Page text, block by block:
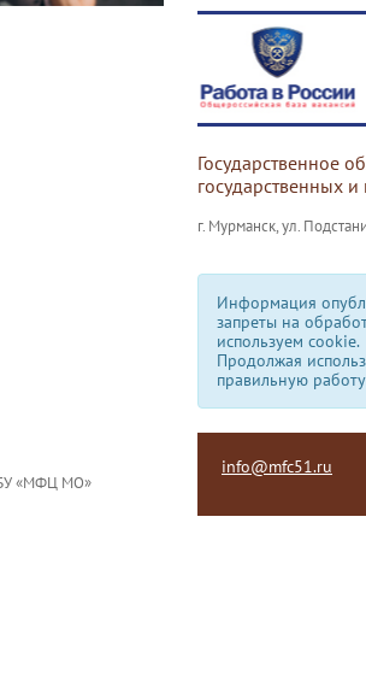
Государственное
государственных
г. Мурманск, ул.
Информация
запреты на
используем сookie.
Продолжая
правильную
«МФЦ МО»
info@mfc51.ru